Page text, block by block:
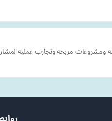
مربحة وتجارب عملية لمشاريع